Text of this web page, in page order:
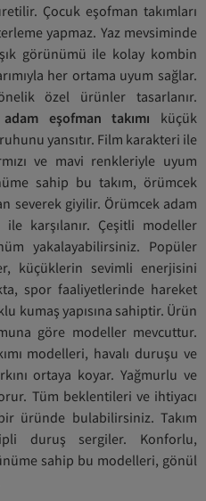
Çocuk eşofman takımları
yapmaz. Yaz mevsiminde
görünümü ile kolay kombin
her ortama uyum sağlar.
özel ürünler tasarlanır.
eşofman takımı küçük
yansıtır. Film karakteri ile
ve mavi renkleriyle uyum
sahip bu takım, örümcek
severek giyilir. Örümcek adam
karşılanır. Çeşitli modeller
yakalayabilirsiniz. Popüler
küçüklerin sevimli enerjisini
spor faaliyetlerinde hareket
kumaş yapısına sahiptir. Ürün
göre modeller mevcuttur.
modelleri, havalı duruşu ve
ortaya koyar. Yağmurlu ve
Tüm beklentileri ve ihtiyacı
üründe bulabilirsiniz. Takım
duruş sergiler. Konforlu,
sahip bu modelleri, gönül